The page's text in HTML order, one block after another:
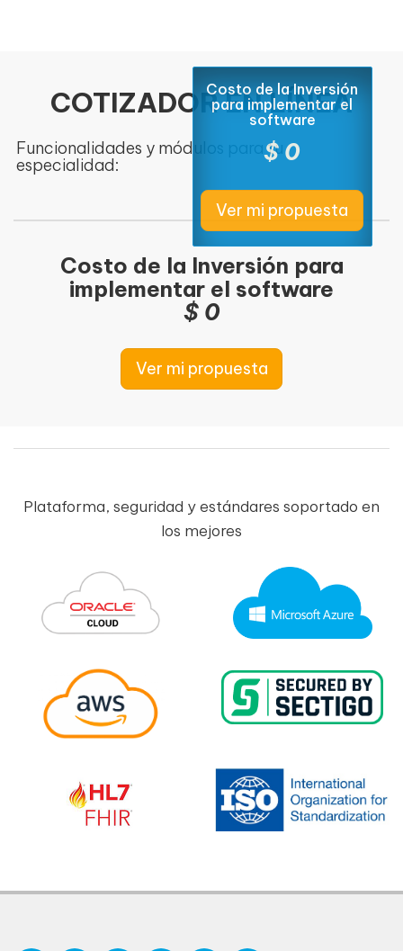
COTIZADOR EN LÍNEA
Funcionalidades y módulos para tu
especialidad:
Costo de la Inversión
para implementar el
software
$ 0
Costo de la Inversión para
implementar el software
$ 0
Ver mi propuesta
Plataforma, seguridad y estándares soportado en
los mejores